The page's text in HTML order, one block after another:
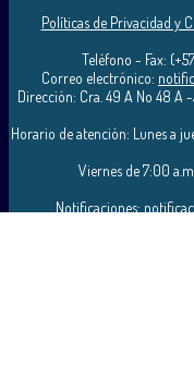
Políticas de Privacidad y
Teléfono - Fax:
Correo electrónico:
Dirección: Cra. 49 A No 48
Horario de atención: Lunes a
Viernes de 7:00
Notificaciones: